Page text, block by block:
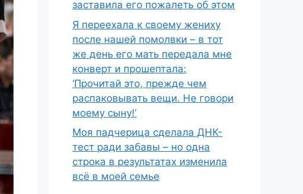
заставила его пожалеть об этом
Я переехала к своему жениху
после нашей помолвки – в тот
же день его мать передала мне
конверт и прошептала:
‘Прочитай это, прежде чем
распаковывать вещи. Не говори
моему сыну!’
Моя падчерица сделала ДНК-
тест ради забавы – но одна
строка в результатах изменила
всё в моей семье